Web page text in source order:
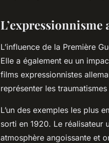
L’influence de la Première
Elle a également eu un
films expressionnistes
représenter les
L’un des exemples les plus
sorti en 1920. Le réalisateur
atmosphère angoissante et